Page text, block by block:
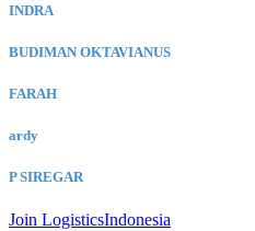
INDRA
BUDIMAN OKTAVIANUS
FARAH
ardy
P SIREGAR
Join LogisticsIndonesia